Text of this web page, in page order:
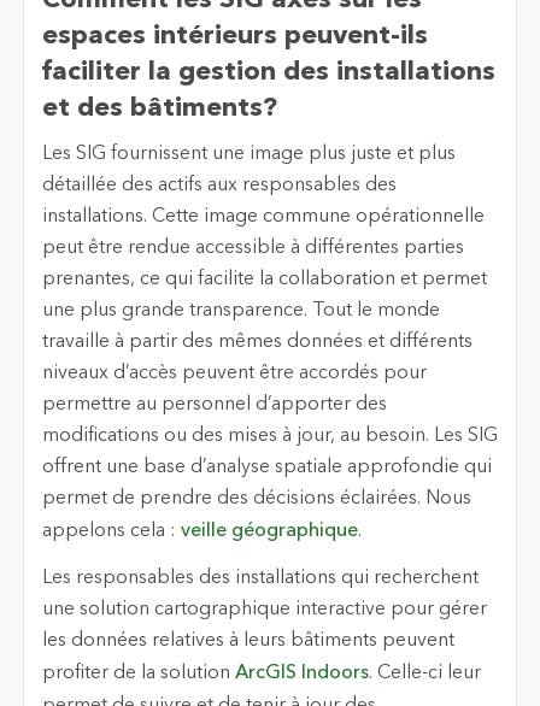
espaces intérieurs peuvent-ils
faciliter la gestion des installations
et des bâtiments?
Les SIG fournissent une image plus juste et plus
détaillée des actifs aux responsables des
installations. Cette image commune opérationnelle
peut être rendue accessible à différentes parties
prenantes, ce qui facilite la collaboration et permet
une plus grande transparence. Tout le monde
travaille à partir des mêmes données et différents
niveaux d’accès peuvent être accordés pour
permettre au personnel d’apporter des
modifications ou des mises à jour, au besoin. Les SIG
offrent une base d’analyse spatiale approfondie qui
permet de prendre des décisions éclairées. Nous
appelons cela : veille géographique.
Les responsables des installations qui recherchent
une solution cartographique interactive pour gérer
les données relatives à leurs bâtiments peuvent
profiter de la solution ArcGIS Indoors. Celle-ci leur